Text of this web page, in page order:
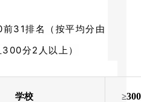
31排名（按平均分由
分2人以上）
学校 ≥300